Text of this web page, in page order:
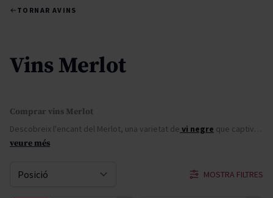
TORNAR AVINS
Vins Merlot
Comprar vins Merlot
Descobreix l'encant del Merlot, una varietat de vi negre que captiva amb la seva suavitat, elegància i rica expressió fruital.
veure més
MOSTRA FILTRES
Sort By